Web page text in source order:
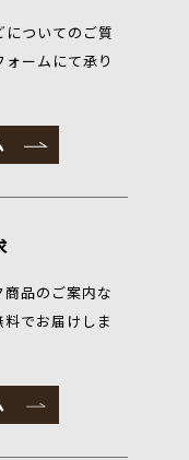
についてのご質
ームにて承り
品のご案内な
でお届けしま